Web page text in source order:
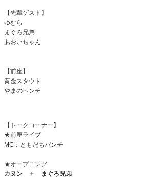
【先輩ゲスト】
ゆむら
まぐろ兄弟
あおいちゃん
【前座】
黄金スタウト
やまのベンチ
【トークコーナー】
★前座ライブ
MC：ともだちパンチ
★オープニング
カヌン ＋ まぐろ兄弟